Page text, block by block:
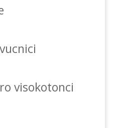
visokotonci